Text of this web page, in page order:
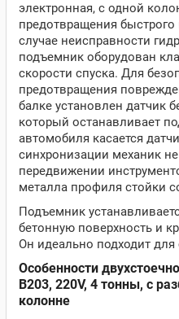
электронная, с одной
предотвращения быстрого
случае неисправности
подъемник оборудован
скорости спуска. Для
предотвращения
балке установлен датчик
который останавливает
автомобиля касается
синхронизации механик
передвижении
металла профиля стойки
Подъемник
бетонную поверхность и
Он идеально подходит для
Особенности
B203, 220V, 4 тонны, с
колонне